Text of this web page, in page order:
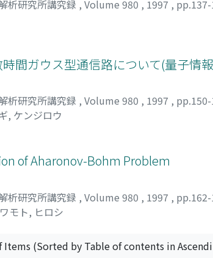
析研究所講究録 , Volume 980 , 1997 ,
間ガウス型通信路について(量子情
析研究所講究録 , Volume 980 , 1997 ,
, ケンジロウ
of Aharonov-Bohm Problem
析研究所講究録 , Volume 980 , 1997 ,
モト, ヒロシ
Items (Sorted by Table of contents in